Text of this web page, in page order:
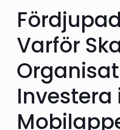
Varför
Investera